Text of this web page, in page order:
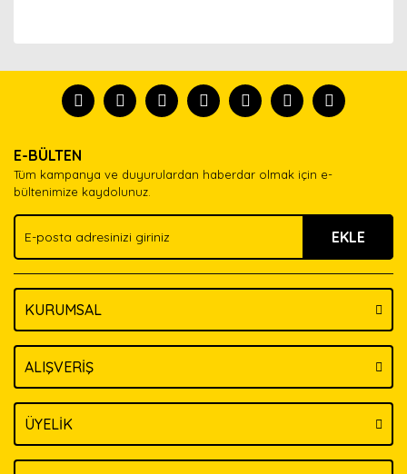
tanısın.
formunu kullanarak tarafımıza iletebilirsiniz.
Görüş ve önerileriniz için teşekkür ederiz.
Ürün açıklamasında eksik bilgiler bulunuyor.
Ürün bilgilerinde hatalar bulunuyor.
Ürün fiyatı diğer sitelerden daha pahalı.
Bu ürüne benzer farklı alternatifler olmalı.
E-BÜLTEN
Tüm kampanya ve duyurulardan haberdar olmak için e-
bültenimize kaydolunuz.
EKLE
KURUMSAL
ALIŞVERİŞ
ÜYELİK